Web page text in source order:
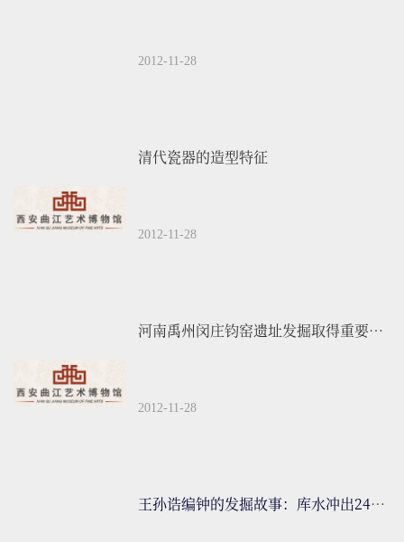
2012-11-28
清代瓷器的造型特征
2012-11-28
河南禹州闵庄钧窑遗址发掘取得重要成果
2012-11-28
王孙诰编钟的发掘故事：库水冲出24座春秋墓葬